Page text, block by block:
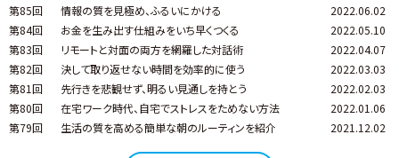
第85回
情報の質を見極め、ふるいにかける
2022.06.02
第84回
お金を生み出す仕組みをいち早くつくる
2022.05.10
第83回
リモートと対面の両方を網羅した対話術
2022.04.07
第82回
決して取り返せない時間を効率的に使う
2022.03.03
第81回
先行きを悲観せず、明るい見通しを持とう
2022.02.03
第80回
在宅ワーク時代、自宅でストレスをためない方法
2022.01.06
第79回
生活の質を高める簡単な朝のルーティンを紹介 2021.12.02